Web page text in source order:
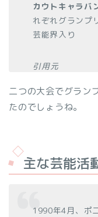
カウトキャラバ
れぞれグランプ
芸能界入り
引用元
二つの大会でグラン
たのでしょうね。
主な芸能活
1990年4月、ポ